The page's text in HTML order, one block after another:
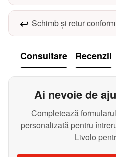
↩️ Schimb și retur
Consultare Recenzii
Ai nevoie de
Completează
personalizată pentru
Livolo